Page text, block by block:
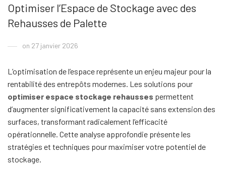
Optimiser l’Espace de Stockage avec des
Rehausses de Palette
on 27 janvier 2026
L’optimisation de l’espace représente un enjeu majeur pour la
rentabilité des entrepôts modernes. Les solutions pour
optimiser espace stockage rehausses permettent
d’augmenter significativement la capacité sans extension des
surfaces, transformant radicalement l’efficacité
opérationnelle. Cette analyse approfondie présente les
stratégies et techniques pour maximiser votre potentiel de
stockage.